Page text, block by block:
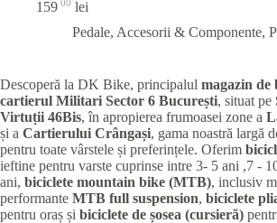
159 00 lei
Pedale, Accesorii & Componente,
Descoperă la DK Bike, principalul magazin de
cartierul Militari Sector 6 București, situat pe
Virtuții 46Bis, în apropierea frumoasei zone a
și a Cartierului Crângași, gama noastră largă
pentru toate vârstele și preferințele. Oferim
ieftine pentru varste cuprinse intre 3- 5 ani ,7 -
ani, biciclete mountain bike (MTB), inclusiv
performante MTB full suspension, biciclete
pentru oraș și biciclete de șosea (cursieră)